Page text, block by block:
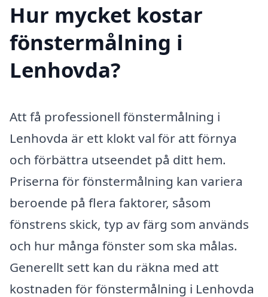
Hur mycket kostar
fönstermålning i
Lenhovda?
Att få professionell fönstermålning i
Lenhovda är ett klokt val för att förnya
och förbättra utseendet på ditt hem.
Priserna för fönstermålning kan variera
beroende på flera faktorer, såsom
fönstrens skick, typ av färg som används
och hur många fönster som ska målas.
Generellt sett kan du räkna med att
kostnaden för fönstermålning i Lenhovda